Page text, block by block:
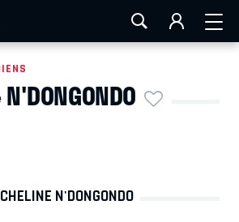
LA ROCHELLE
N'DONGONDO